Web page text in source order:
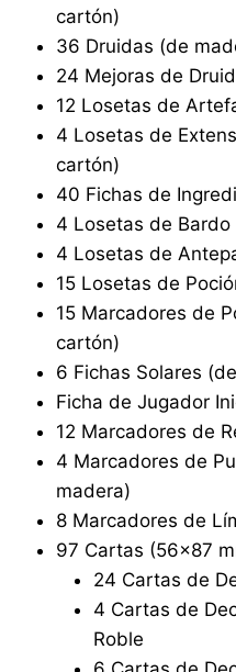
cartón)
36 Druidas (de
24 Mejoras de
12 Losetas de
4 Losetas de
cartón)
40 Fichas de
4 Losetas de
4 Losetas de
15 Losetas de
15 Marcadores de
cartón)
6 Fichas Solares
Ficha de Jugador
12 Marcadores de
4 Marcadores de
madera)
8 Marcadores de
97 Cartas (56×87
24 Cartas de
4 Cartas de
Roble